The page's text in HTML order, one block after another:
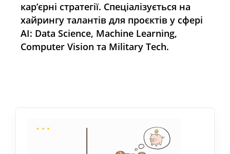
кар’єрні стратегії. Спеціалізується на
хайрингу талантів для проєктів у сфері
АІ: Data Science, Machine Learning,
Computer Vision та Military Tech.